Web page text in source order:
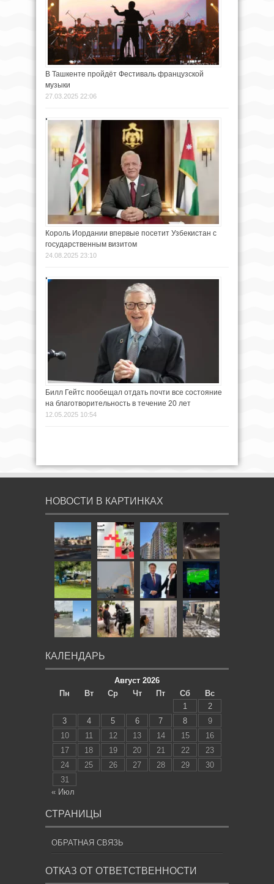
В Ташкенте пройдёт Фестиваль французской
музыки
27.03.2025 22:06
Король Иордании впервые посетит Узбекистан с
государственным визитом
24.08.2025 23:10
Билл Гейтс пообещал отдать почти все состояние
на благотворительность в течение 20 лет
12.05.2025 10:54
НОВОСТИ В КАРТИНКАХ
КАЛЕНДАРЬ
Август 2026
Пн
Вт Ср Чт Пт Сб
Вс
1
2
3
4 5 6 7 8
9
10
11 12 13 14 15
16
17
18 19 20 21 22
23
24
25 26 27 28 29
30
31
« Июл
СТРАНИЦЫ
ОБРАТНАЯ СВЯЗЬ
ОТКАЗ ОТ ОТВЕТСТВЕННОСТИ